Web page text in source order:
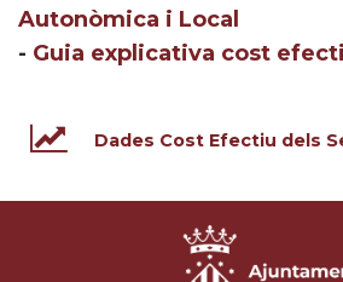
Autonòmica i Local
- Guia explicativa cost
Dades Cost Efectiu dels